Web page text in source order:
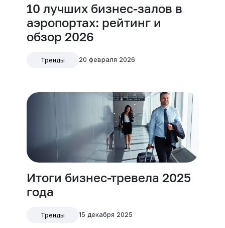
10 лучших бизнес-залов в
аэропортах: рейтинг и
обзор 2026
Тренды 20 февраля 2026
Итоги бизнес-тревела 2025
года
Тренды 15 декабря 2025